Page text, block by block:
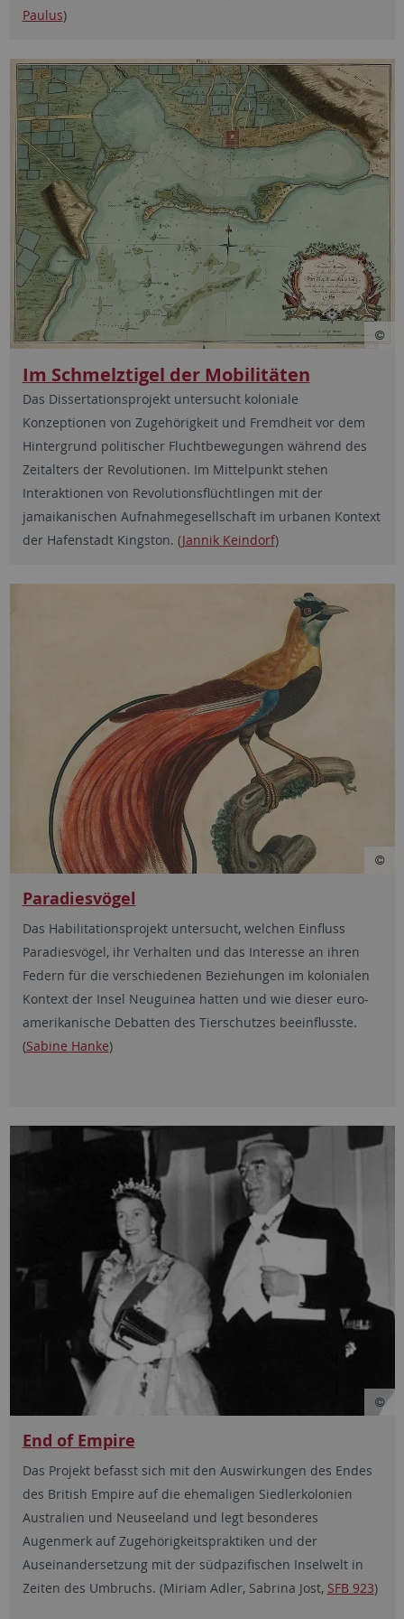
Paulus)
Im Schmelztigel der Mobilitäten
Das Dissertationsprojekt untersucht koloniale
Konzeptionen von Zugehörigkeit und Fremdheit vor dem
Hintergrund politischer Fluchtbewegungen während des
Zeitalters der Revolutionen. Im Mittelpunkt stehen
Interaktionen von Revolutionsflüchtlingen mit der
jamaikanischen Aufnahmegesellschaft im urbanen Kontext
der Hafenstadt Kingston. (Jannik Keindorf)
Paradiesvögel
Das Habilitationsprojekt untersucht, welchen Einfluss
Paradiesvögel, ihr Verhalten und das Interesse an ihren
Federn für die verschiedenen Beziehungen im kolonialen
Kontext der Insel Neuguinea hatten und wie dieser euro-
amerikanische Debatten des Tierschutzes beeinflusste.
(Sabine Hanke)
End of Empire
Das Projekt befasst sich mit den Auswirkungen des Endes
des British Empire auf die ehemaligen Siedlerkolonien
Australien und Neuseeland und legt besonderes
Augenmerk auf Zugehörigkeitspraktiken und der
Auseinandersetzung mit der südpazifischen Inselwelt in
Zeiten des Umbruchs. (Miriam Adler, Sabrina Jost, SFB 923)